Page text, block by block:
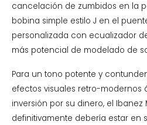
cancelación de zumbidos en la
bobina simple estilo J en el
personalizada con ecualizador
más potencial de modelado de
Para un tono potente y
efectos visuales retro-modernos
inversión por su dinero, el Ibanez
definitivamente debería estar en